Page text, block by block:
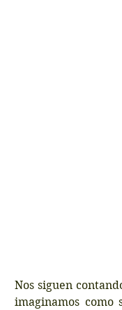
Nos siguen
imaginamos